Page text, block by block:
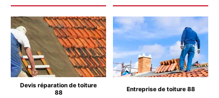
Devis réparation de toiture
88
Entreprise de toiture 88